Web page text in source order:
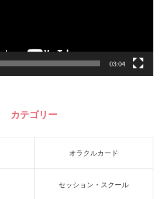
03:04
カテゴリー
オラクルカード
セッション・スクール